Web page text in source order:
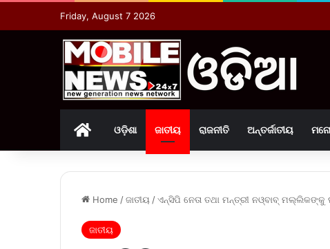
Friday, August 7 2026
Homeଓଡ଼ିଶା ଜାତୀୟ ରାଜନୀତି ଅନ୍ତର୍ଜାତୀୟ
Home /ଜାତୀୟ /ଏନ୍‌ସିପି ନେତା ତଥା ମନ୍ତ୍ରୀ ନଓ୍ବାବ୍‌
ଜାତୀୟ